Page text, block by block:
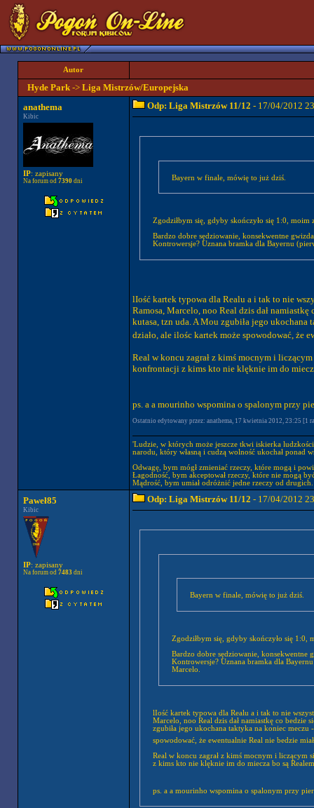
Autor
Hyde Park-> Liga Mistrzów/Europejska
anathema
Kibic
IP: zapisany
Na forum od 7390dni
Odp: Liga Mistrzów 11/12 - 17/04/2012
Bayern w finale, mówię to już dziś.
Zgodziłbym się, gdyby skończyło się 1:0, moim
Bardzo dobre sędziowanie, konsekwentne
Kontrowersje? Uznana bramka dla Bayernu
lIość kartek typowa dla Realu a i tak to nie
Ramosa, Marcelo, noo Real dzis dał
kutasa, tzn uda. A Mou zgubiła jego
działo, ale ilośc kartek może spowodować, że
Real w koncu zagrał z kimś mocnym i
konfrontacji z kims kto nie klęknie im do
ps. a a mourinho wspomina o spalonym przy
Ostatnio edytowany przez: anathema, 17 kwietnia 2012, 23:25 [1
'Ludzie, w których może jeszcze tkwi iskierka
narodu, który własną i cudzą wolność ukochał ponad
Odwagę, bym mógł zmieniać rzeczy, które mogą i
Łagodność, bym akceptował rzeczy, które nie mogą
Mądrość, bym umiał odróżnić jedne rzeczy od drugich.
Paweł85
Kibic
IP: zapisany
Na forum od 7483 dni
Odp: Liga Mistrzów 11/12 - 17/04/2012
Bayern w finale, mówię to już dziś.
Zgodziłbym się, gdyby skończyło się 1:0,
Bardzo dobre sędziowanie, konsekwentne
Kontrowersje? Uznana bramka dla
Marcelo.
lIość kartek typowa dla Realu a i tak to nie
Marcelo, noo Real dzis dał namiastkę co bedzie
zgubiła jego ukochana taktyka na koniec
spowodować, że ewentualnie Real nie bedzie
Real w koncu zagrał z kimś mocnym i liczącym
z kims kto nie klęknie im do miecza bo są
ps. a a mourinho wspomina o spalonym przy